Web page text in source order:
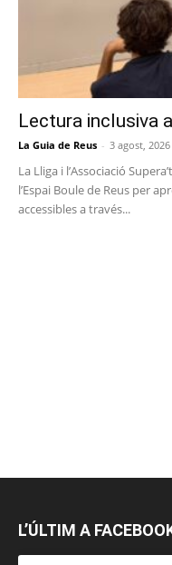
Lectura inclusiva
La Guia de Reus - 3 agost, 2026
La Lliga i l’Associació
l’Espai Boule de Reus per
accessibles a través...
L’ÚLTIM A